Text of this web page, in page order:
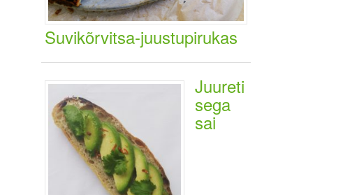
Suvikõrvitsa-juustupirukas
Juureti
sega
sai